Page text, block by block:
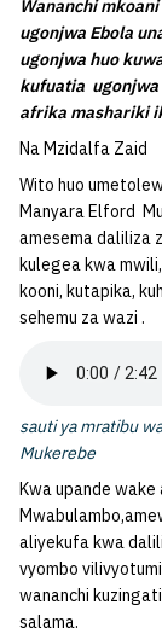
Wananchi
ugonjwa Ebola
ugonjwa huo
kufuatia
afrika mashariki
Na Mzidalfa Zaid
Wito huo
Manyara Elford
amesema daliliza
kulegea kwa
kooni, kutapika,
sehemu za wazi .
sauti ya mratibu
Mukerebe
Kwa upande
aliyekufa kwa
vyombo
wananchi
salama.